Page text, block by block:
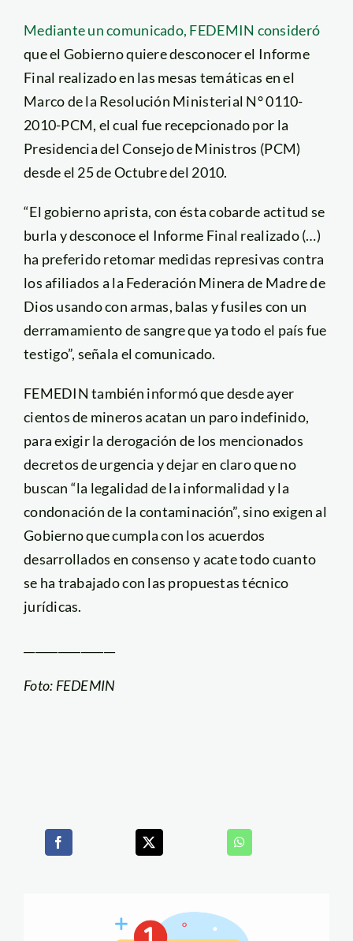
Mediante un comunicado, FEDEMIN consideró
que el Gobierno quiere desconocer el Informe
Final realizado en las mesas temáticas en el
Marco de la Resolución Ministerial N° 0110-
2010-PCM, el cual fue recepcionado por la
Presidencia del Consejo de Ministros (PCM)
desde el 25 de Octubre del 2010.
“El gobierno aprista, con ésta cobarde actitud se
burla y desconoce el Informe Final realizado (…)
ha preferido retomar medidas represivas contra
los afiliados a la Federación Minera de Madre de
Dios usando con armas, balas y fusiles con un
derramamiento de sangre que ya todo el país fue
testigo”, señala el comunicado.
FEMEDIN también informó que desde ayer
cientos de mineros acatan un paro indefinido,
para exigir la derogación de los mencionados
decretos de urgencia y dejar en claro que no
buscan “la legalidad de la informalidad y la
condonación de la contaminación”, sino exigen al
Gobierno que cumpla con los acuerdos
desarrollados en consenso y acate todo cuanto
se ha trabajado con las propuestas técnico
jurídicas.
Foto: FEDEMIN